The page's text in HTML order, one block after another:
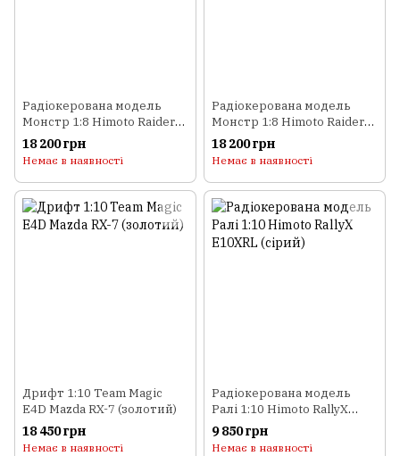
Радіокерована модель
Монстр 1:8 Himoto Raider
MegaE8MTL Brushless
(зелений)
18 200 грн
Немає в наявності
Радіокерована модель
Монстр 1:8 Himoto Raider
MegaE8MTL Brushless
(червоний)
18 200 грн
Немає в наявності
Дрифт 1:10 Team Magic
E4D Mazda RX-7 (золотий)
18 450 грн
Немає в наявності
Радіокерована модель
Ралі 1:10 Himoto RallyX
E10XRL (сірий)
9 850 грн
Немає в наявності